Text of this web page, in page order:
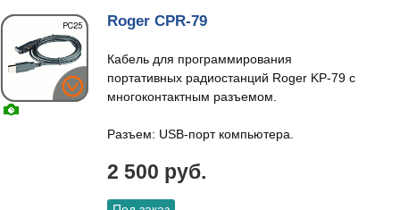
Roger CPR-79
Кабель для программирования
портативных радиостанций Roger KP-79 с
многоконтактным разъемом.
Разъем: USB-порт компьютера.
2 500 руб.